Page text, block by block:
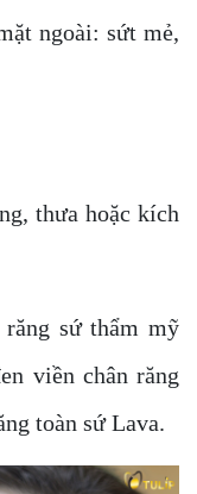
ngoài: sứt mẻ,
thưa hoặc kích
sứ thẩm mỹ
viền chân răng
toàn sứ Lava.